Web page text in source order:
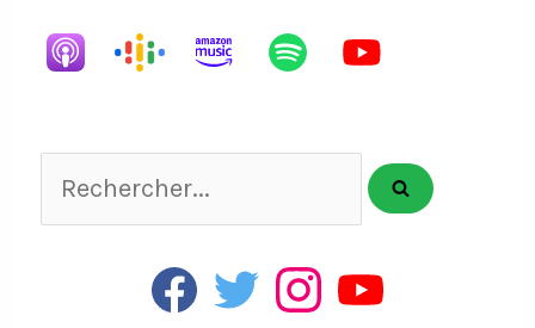
Rechercher...
F
a
w
I
n
Y